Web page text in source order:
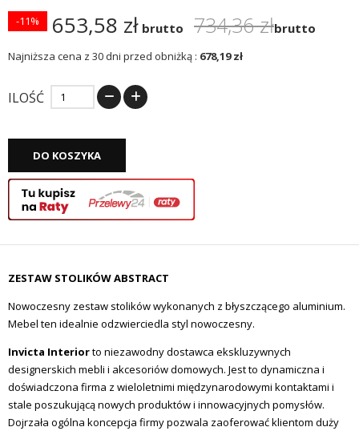
653,58 zł brutto 734,36 złbrutto
-11%
Najniższa cena z 30 dni przed obniżką : 678,19 zł
ILOŚĆ
DO KOSZYKA
ZESTAW STOLIKÓW ABSTRACT
Nowoczesny zestaw stolików wykonanych z błyszczącego aluminium.
Mebel ten idealnie odzwierciedla styl nowoczesny.
Invicta Interiorto niezawodny dostawca ekskluzywnych
designerskich mebli i akcesoriów domowych. Jest to dynamiczna i
doświadczona firma z wieloletnimi międzynarodowymi kontaktami i
stale poszukującą nowych produktów i innowacyjnych pomysłów.
Dojrzała ogólna koncepcja firmy pozwala zaoferować klientom duży